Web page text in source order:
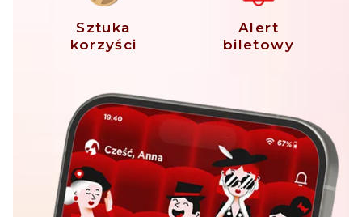
Sztuka
korzyści
Alert
biletowy